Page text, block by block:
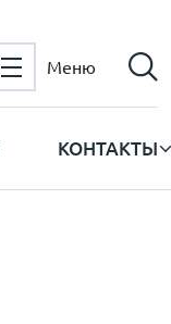
Меню
КОНТАКТЫ